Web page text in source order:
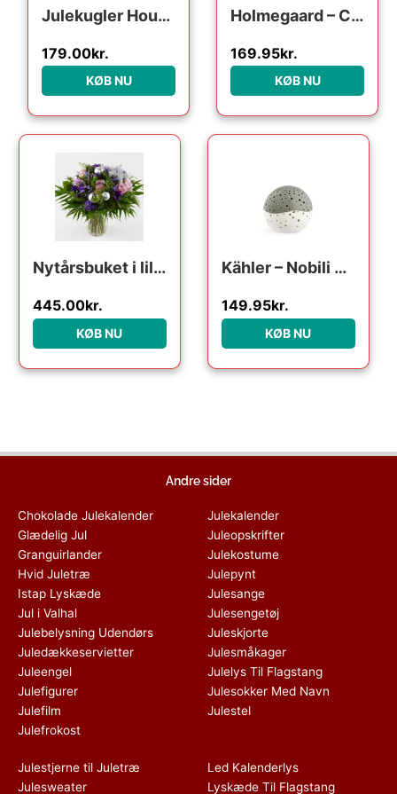
Julekugler House Doctor Lolli sæt 6 rillede ornamenter i blå glas og metal Ø6 cm
179.00kr.
KØB NU
Holmegaard – Christmas Årets julekugle 2024 klar
169.95kr.
KØB NU
Nytårsbuket i lilla – Send blomster med Bloomit
445.00kr.
KØB NU
Kähler – Nobili Fyrfadsstage Ø14 cm olivengrøn
Den oprindelige pris
149.95kr.
Den aktuelle
KØB NU
Andre sider
Chokolade Julekalender
Glædelig Jul
Granguirlander
Hvid Juletræ
Istap Lyskæde
Jul i Valhal
Julebelysning Udendørs
Juledækkeservietter
Juleengel
Julefigurer
Julefilm
Julefrokost
Julekalender
Juleopskrifter
Julekostume
Julepynt
Julesange
Julesengetøj
Juleskjorte
Julesmåkager
Julelys Til Flagstang
Julesokker Med Navn
Julestel
Julestjerne til Juletræ
Julesweater
Led Kalenderlys
Lyskæde Til Flagstang